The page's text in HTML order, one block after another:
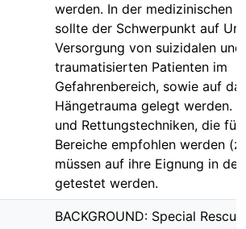
werden. In der medizinischen
sollte der Schwerpunkt auf
Versorgung von suizidalen und
traumatisierten Patienten im
Gefahrenbereich, sowie auf
Hängetrauma gelegt werden.
und Rettungstechniken, die für
Bereiche empfohlen werden
müssen auf ihre Eignung in der
getestet werden.
BACKGROUND: Special